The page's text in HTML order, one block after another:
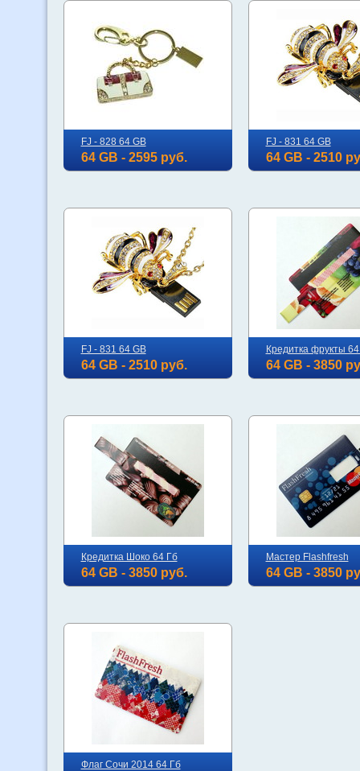
FJ - 828 64 GB
64 GB - 2595 руб.
FJ - 831 64 GB
64 GB - 2510
FJ - 831 64 GB
64 GB - 2510 руб.
Кредитка фрукты
64 GB - 3850
Кредитка Шоко 64 Гб
64 GB - 3850 руб.
Мастер Flashfresh
64 GB - 3850
Флаг Сочи 2014 64 Гб